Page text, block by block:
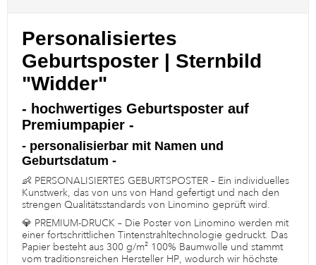
Personalisiertes
Geburtsposter | Sternbild
"Widder"
- hochwertiges Geburtsposter auf
Premiumpapier -
- personalisierbar mit Namen und
Geburtsdatum -
👶 PERSONALISIERTES GEBURTSPOSTER – Ein individuelles
Kunstwerk, das von uns von Hand gefertigt und nach den
strengen Qualitätsstandards von Linomino geprüft wird.
💎 PREMIUM-DRUCK – Die Poster von Linomino werden mit
einer fortschrittlichen Tintenstrahltechnologie gedruckt. Das
Papier besteht aus 300 g/m² 100% Baumwolle und stammt
vom traditionsreichen Hersteller HP, wodurch wir höchste